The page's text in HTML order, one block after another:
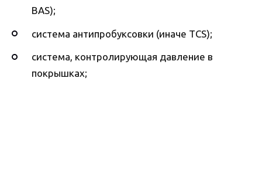
BAS);
система антипробуксовки (иначе TCS);
система, контролирующая давление в
покрышках;